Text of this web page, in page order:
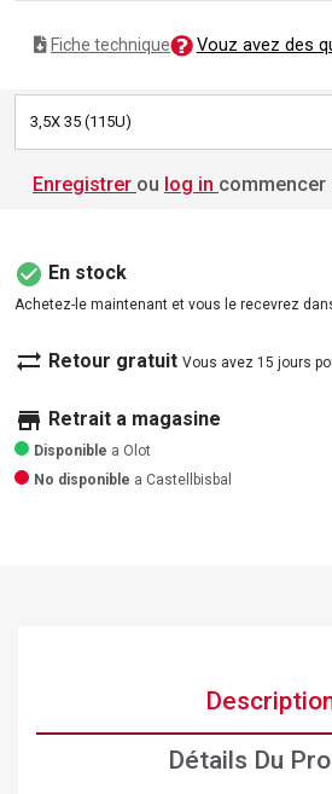
Fiche technique Vouz avez des
3,5X 35 (115U)
Enregistrer ou log in commencer
check_circle En stock
Achetez-le maintenant et vous le recevrez
sync_alt Retour gratuit Vous avez 15 jours
store Retrait a magasine
Disponible a Olot
No disponible a Castellbisbal
Détails Du